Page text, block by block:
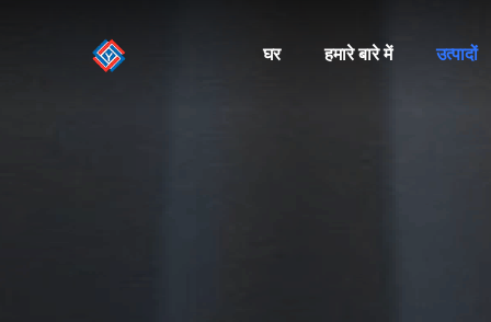
घर हमारे बारे में उत्पादों